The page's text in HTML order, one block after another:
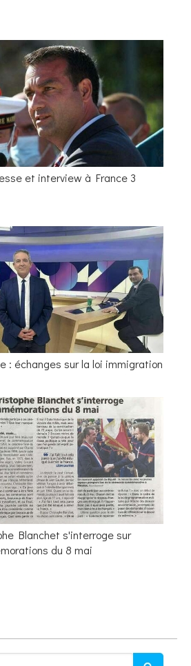
et interview à France 3
: échanges sur la loi immigration
Blanchet s'interroge sur
du 8 mai